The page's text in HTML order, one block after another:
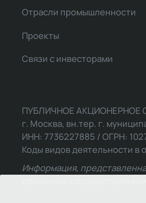
Отрасли промышленности
Проекты
Связи с инвесторами
ПУБЛИЧНОЕ
г. Москва, вн.тер. г.
ИНН: 7736227885 / ОГРН:
Коды видов деятельности в
Информация,